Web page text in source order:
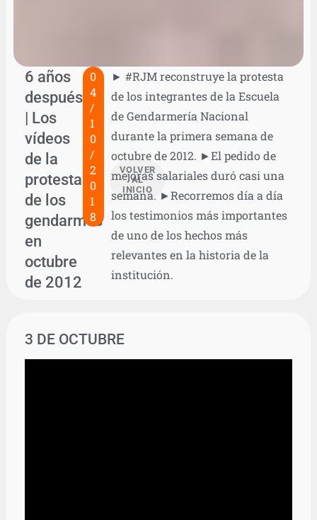
6 años
después
| Los
vídeos
de la
protesta
de los
gendarmes
en
octubre
de 2012
0
4
/
1
0
/
2
0
1
8
VOLVER
AL
INICIO
► #RJM reconstruye la protesta
de los integrantes de la Escuela
de Gendarmería Nacional
durante la primera semana de
octubre de 2012. ►El pedido de
mejoras salariales duró casi una
semana. ►Recorremos día a día
los testimonios más importantes
de uno de los hechos más
relevantes en la historia de la
institución.
3 DE OCTUBRE